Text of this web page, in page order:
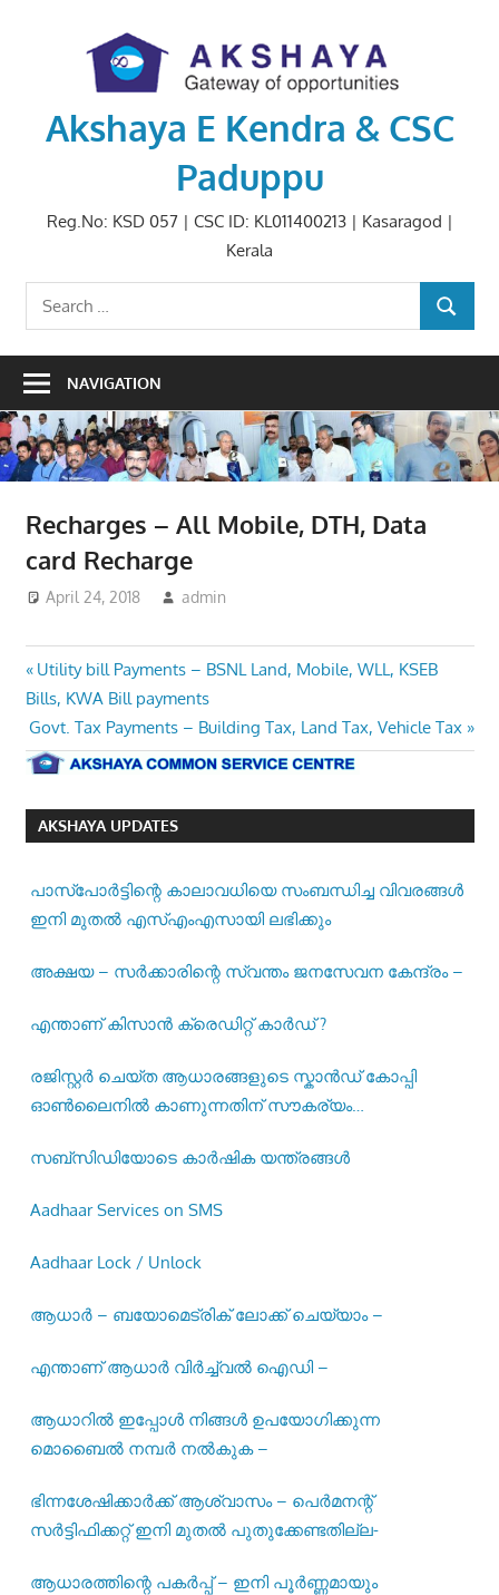
Akshaya E Kendra & CSC
Paduppu
Reg.No: KSD 057 | CSC ID: KL011400213 | Kasaragod |
Kerala
Search
for:
SEARCH
NAVIGATION
Recharges – All Mobile, DTH, Data
card Recharge
April 24, 2018 admin
Post
navigation
Previous
Post:
Utility bill Payments – BSNL Land, Mobile, WLL, KSEB
Bills, KWA Bill payments
Next
Post:
Govt. Tax Payments – Building Tax, Land Tax, Vehicle Tax
AKSHAYA UPDATES
പാസ്‌പോര്‍ട്ടിന്റെ കാലാവധിയെ സംബന്ധിച്ച വിവരങ്ങള്‍
ഇനി മുതല്‍ എസ്എംഎസായി ലഭിക്കും
അക്ഷയ – സർക്കാരിന്റെ സ്വന്തം ജനസേവന കേന്ദ്രം –
എന്താണ് കിസാൻ ക്രെഡിറ്റ് കാർഡ് ?
രജിസ്റ്റര്‍ ചെയ്ത ആധാരങ്ങളുടെ സ്കാന്‍ഡ് കോപ്പി
ഓണ്‍ലൈനില്‍ കാണുന്നതിന് സൗകര്യം
സബ്സിഡിയോടെ കാർഷിക യന്ത്രങ്ങൾ
Aadhaar Services on SMS
Aadhaar Lock / Unlock
ആധാർ – ബയോമെട്രിക് ലോക്ക് ചെയ്യാം –
എന്താണ് ആധാർ വിർച്ച്വൽ ഐഡി –
ആധാറിൽ ഇപ്പോൾ നിങ്ങൾ ഉപയോഗിക്കുന്ന
മൊബൈൽ നമ്പർ നൽകുക –
ഭിന്നശേഷിക്കാർക്ക് ആശ്വാസം – പെർമനന്റ്
സർട്ടിഫിക്കറ്റ് ഇനി മുതൽ പുതുക്കേണ്ടതില്ല-
ആധാരത്തിന്റെ പകർപ്പ് – ഇനി പൂർണ്ണമായും